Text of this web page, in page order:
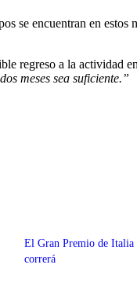
se encuentran en
regreso a la actividad
meses sea suficiente.”
El Gran Premio de Italia
correrá